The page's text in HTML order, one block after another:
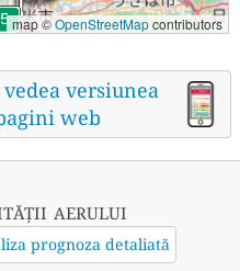
map ©OpenStreetMapcontributors
versiunea
web
aerului
prognoza detaliată